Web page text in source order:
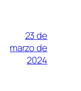
23 de
marzo de
2024